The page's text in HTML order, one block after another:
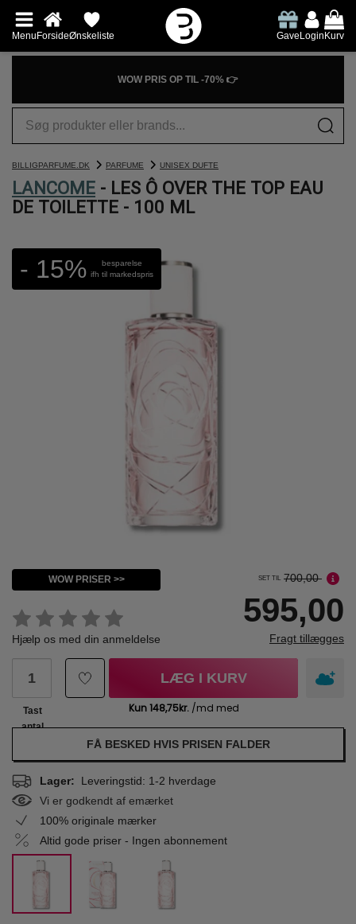
MenuForsideØnskeliste GaveLoginKurv
WOW PRIS OP TIL -70% 👉
BILLIGPARFUME.DK PARFUME UNISEX DUFTE
LANCOME - LES Ô OVER THE TOP EAU
DE TOILETTE - 100 ML
- 15%
besparelse
ifh til markedspris
WOW PRISER >>
Hjælp os med din anmeldelse
SET TIL 700,00
595,00
Fragt tillægges
Tast
antal
LÆG I KURV
FÅ BESKED HVIS PRISEN FALDER
Lager: Leveringstid: 1-2 hverdage
Vi er godkendt af emærket
100% originale mærker
Altid gode priser - Ingen abonnement